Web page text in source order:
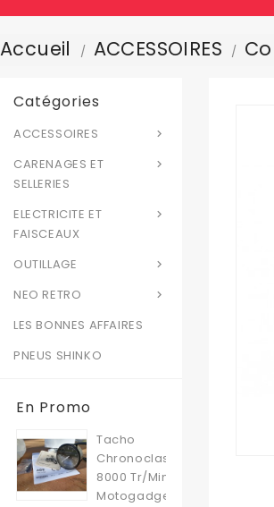
Accueil ACCESSOIRES
Catégories

ACCESSOIRES

CARENAGES ET
SELLERIES

ELECTRICITE ET
FAISCEAUX

OUTILLAGE

NEO RETRO
LES BONNES AFFAIRES
PNEUS SHINKO
En Promo
Tacho
Chronoclassic
8000 Tr/min
Motogadget